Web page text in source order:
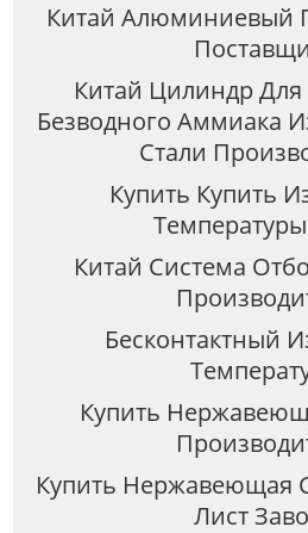
Китай Алюминиевый
Китай Цилиндр
Безводного Аммиака
Стали
Купить Купить
Китай Система
Бесконтактный
Купить
Купить Нержавеющая
Лист